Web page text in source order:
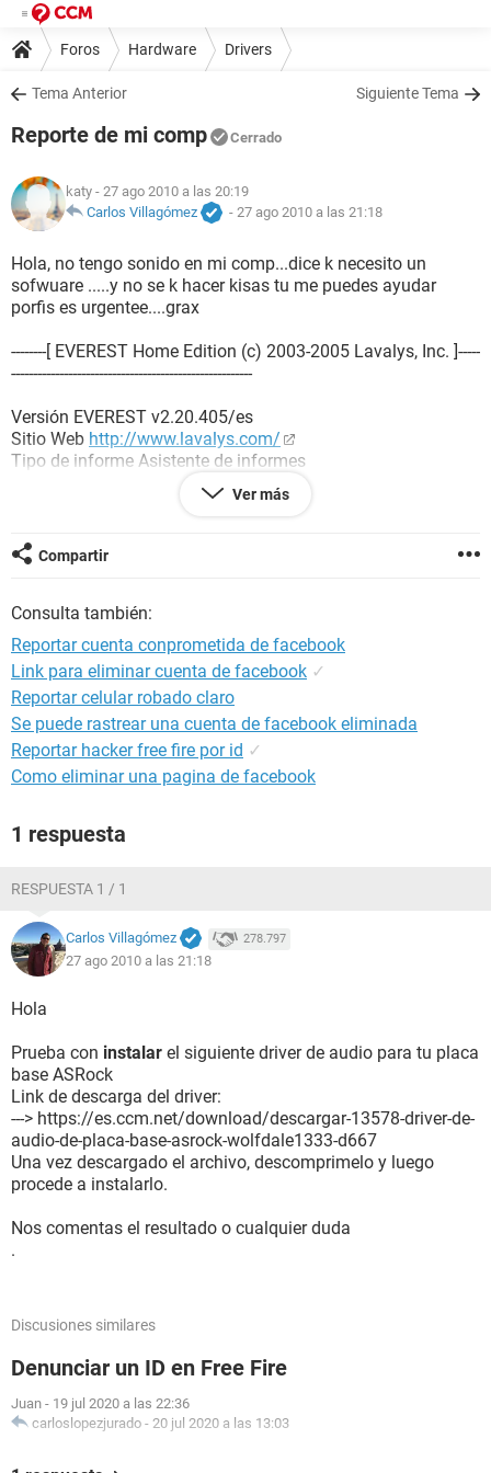
Foros Hardware Drivers
Tema Anterior Siguiente Tema
Reporte de mi comp Cerrado
katy - 27 ago 2010 a las 20:19
Carlos Villagómez
- 27 ago 2010 a las 21:18
Hola, no tengo sonido en mi comp...dice k necesito un
sofwuare .....y no se k hacer kisas tu me puedes ayudar
porfis es urgentee....grax
--------[ EVEREST Home Edition (c) 2003-2005 Lavalys, Inc. ]-----
-------------------------------------------------------
Versión EVEREST v2.20.405/es
Sitio Web http://www.lavalys.com/
Tipo de informe Asistente de informes
5.1.2600 (WinXP Retail)
Fecha 2010-08-27
--------[ Resumen ]------------------------------------------------------------------------------
-----------------------
Ordenador:
Sistema operativo Microsoft Windows XP Professional
Service Pack del Sistema Operativo Service Pack 2
DirectX 4.09.00.0904 (DirectX 9.0c)
Nombre de usuario Jehova Jire
Tipo de procesador Unknown, 1800 MHz (7 x 257)
Nombre de la Placa Base Desconocido
Chipset de la Placa Base Intel Lakeport-G i945G
Memoria del Sistema 1015 MB (DDR2-667 DDR2 SDRAM)
Puerto de comunicación Puerto de comunicaciones (COM1)
Monitor:
Tarjeta gráfica Intel(R) 82945G Express Chipset Family (224
MB)
Acelerador 3D Intel GMA 950
Monitor Monitor Plug and Play [NoDB] (809NW3KA00927)
Monitor Monitor Plug and Play [NoDB] (809NW3KA00927)
Multimedia:
Tarjeta de sonido Intel 82801GB ICH7 - High Definition Audio
Almacenamiento:
Controlador IDE Intel(R) 82801G (ICH7 Family) Ultra ATA
Storage Controllers - 27DF
Controlador IDE Intel(R) 82801GB/GR/GH (ICH7 Family)
Serial ATA Storage Controller - 27C0
Disquetera de 3 1/2 Unidad de disquete
Ver más
Compartir
Consulta también:
Reportar cuenta conprometida de facebook
Link para eliminar cuenta de facebook ✓
Reportar celular robado claro
Se puede rastrear una cuenta de facebook eliminada
Reportar hacker free fire por id ✓
Como eliminar una pagina de facebook
1 respuesta
RESPUESTA 1 / 1
Carlos Villagómez 278.797
27 ago 2010 a las 21:18
Hola
Prueba con instalar el siguiente driver de audio para tu placa
base ASRock
Link de descarga del driver:
---> https://es.ccm.net/download/descargar-13578-driver-de-
audio-de-placa-base-asrock-wolfdale1333-d667
Una vez descargado el archivo, descomprimelo y luego
procede a instalarlo.
Nos comentas el resultado o cualquier duda
.
Discusiones similares
Denunciar un ID en Free Fire
Juan - 19 jul 2020 a las 22:36
carloslopezjurado - 20 jul 2020 a las 13:03